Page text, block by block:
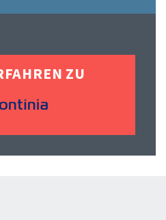
ZU